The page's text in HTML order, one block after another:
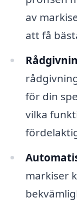
av
att få
för din
vilka
markiser